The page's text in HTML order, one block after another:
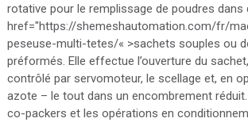
rotative pour le remplissage de poudres dans
href="https://shemeshautomation.com/fr/
peseuse-multi-tetes/« >sachets souples ou
préformés. Elle effectue l’ouverture du
contrôlé par servomoteur, le scellage et, en
azote – le tout dans un encombrement
co-packers et les opérations en